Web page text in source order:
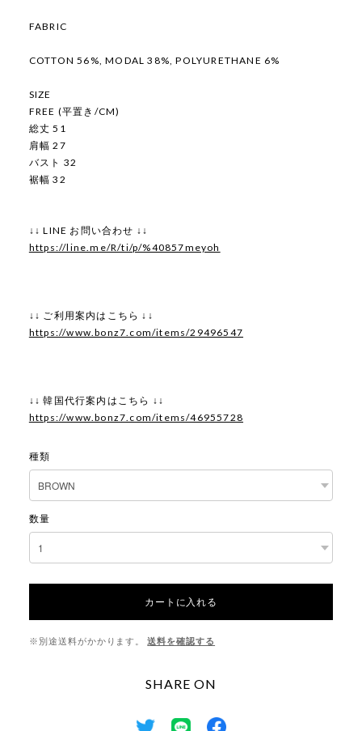
FABRIC
COTTON 56%, MODAL 38%, POLYURETHANE 6%
SIZE
FREE (平置き/CM)
総丈 51
肩幅 27
バスト 32
裾幅 32
↓↓ LINE お問い合わせ ↓↓
https://line.me/R/ti/p/%40857meyoh
↓↓ ご利用案内はこちら ↓↓
https://www.bonz7.com/items/29496547
↓↓ 韓国代行案内はこちら ↓↓
https://www.bonz7.com/items/46955728
種類
数量
カートに入れる
※別途送料がかかります。 送料を確認する
SHARE ON